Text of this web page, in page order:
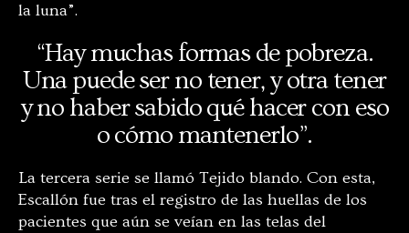
la luna”.
“Hay muchas formas de pobreza.
Una puede ser no tener, y otra tener
y no haber sabido qué hacer con eso
o cómo mantenerlo”.
La tercera serie se llamó Tejido blando. Con esta,
Escallón fue tras el registro de las huellas de los
pacientes que aún se veían en las telas del